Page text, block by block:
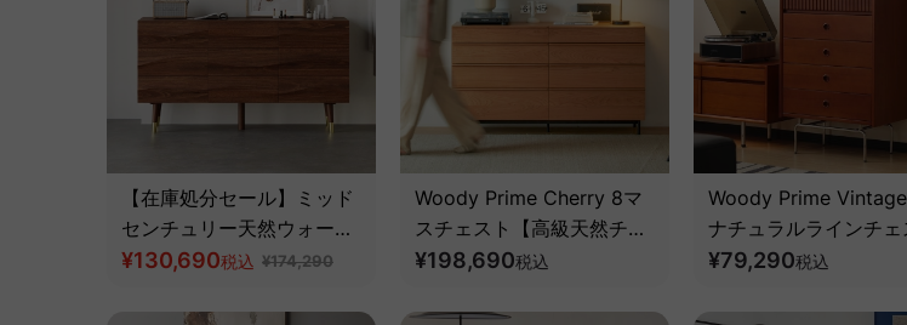
【在庫処分セール】ミッド
センチュリー天然ウォール
ナットチェスト
¥130,690税込 ¥174,290
Woody Prime Cherry 8マ
スチェスト【高級天然チェ
リー材】
¥198,690税込
Woody Prime
ナチュラルラインチェ
【高級天然ツゲ材】
¥79,290税込